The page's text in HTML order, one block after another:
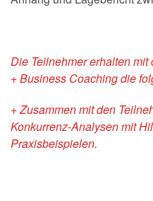
Die Teilnehmer erhalten
+ Business Coaching die
+ Zusammen mit den
Konkurrenz-Analysenmit
Praxisbeispielen.